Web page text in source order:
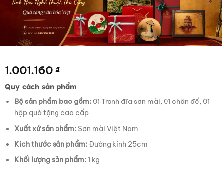
1.001.160 ₫
Quy cách sản phẩm
Bộ sản phẩm bao gồm:01 Tranh đĩa sơn mài, 01 chân đế, 01
hộp quà tặng cao cấp
Xuất xứ sản phẩm:Sơn mài Việt Nam
Kích thước sản phẩm:Đường kính 25cm
Khối lượng sản phẩm:1 kg